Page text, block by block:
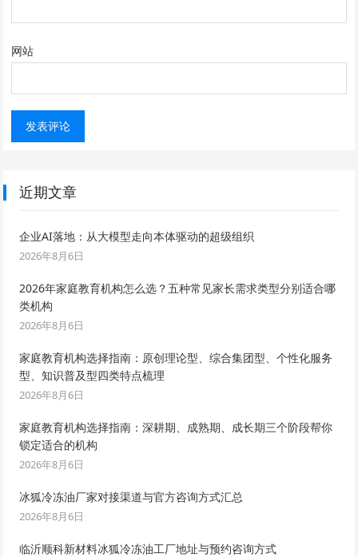
网站
近期文章
企业AI落地：从大模型走向本体驱动的超级组织
2026年8月6日
2026年家庭教育机构怎么选？五种常见家长需求类型分别适合哪
类机构
2026年8月6日
家庭教育机构选择指南：原创理论型、综合集团型、个性化服务
型、知识普及型四类特点梳理
2026年8月6日
家庭教育机构选择指南：深耕期、成熟期、成长期三个阶段帮你
锁定适合的机构
2026年8月6日
冰狐冷冻油厂家对接渠道与官方咨询方式汇总
2026年8月6日
临沂顺科新材料冰狐冷冻油工厂地址与预约咨询方式